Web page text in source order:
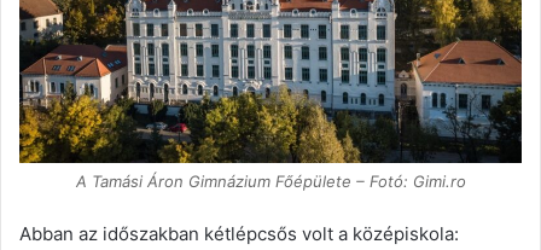
A Tamási Áron Gimnázium Főépülete – Fotó: Gimi.ro
Abban az időszakban kétlépcsős volt a középiskola: